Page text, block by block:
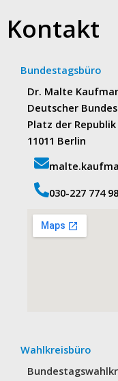
Kontakt
Bundestagsbüro
Dr. Malte
Deutscher
Platz der Republik
11011 Berlin
‭030-227 774 98‬
Wahlkreisbüro